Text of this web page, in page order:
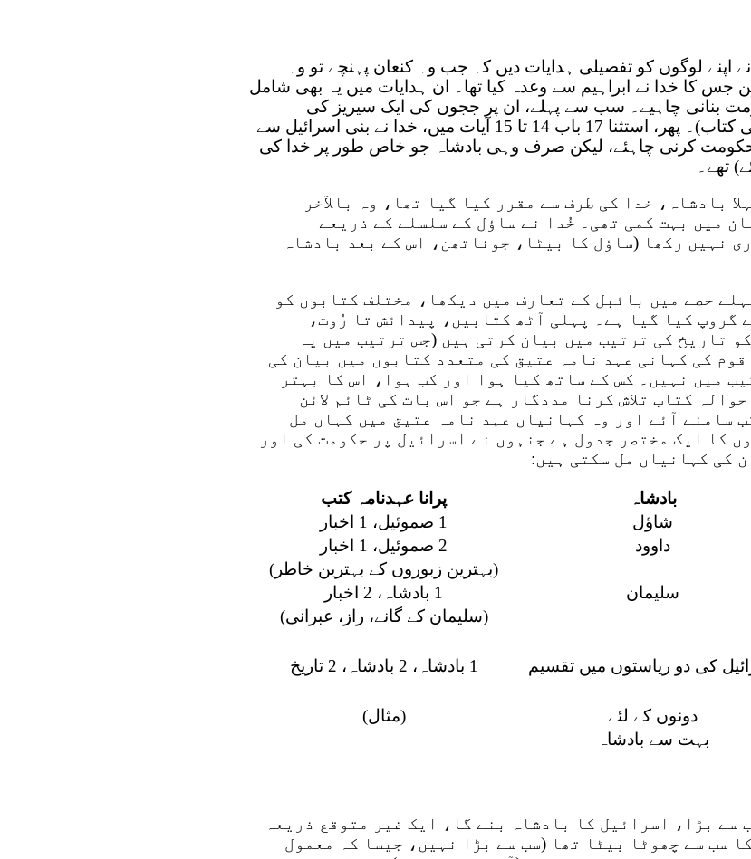
اپنے لوگوں کو تفصیلی ہدایات دیں کہ جب وہ کنعان پہنچے تو وہ
جس کا خدا نے ابراہیم سے وعدہ کیا تھا۔ ان ہدایات میں یہ بھی شامل
بنانی چاہیے۔ سب سے پہلے، ان پر ججوں کی ایک سیریز کی
حکمرانی ہوگی (لہذا، ججوں کی کتاب)۔ پھر، استثنا 17 باب 14 تا 15 آیات میں، خدا نے بنی اسرائیل سے
حکومت کرنی چاہئے، لیکن صرف وہی بادشاہ جو خاص طور پر خدا کی
تھے۔
بادشاہ، خدا کی طرف سے مقرر کیا گیا تھا، وہ بالآخر
میں بہت کمی تھی۔ خُدا نے ساؤل کے سلسلے کے ذریعے
نہیں رکھا (ساؤل کا بیٹا، جوناتھن، اس کے بعد بادشاہ
حصے میں بائبل کے تعارف میں دیکھا، مختلف کتابوں کو
گروپ کیا گیا ہے۔ پہلی آٹھ کتابیں، پیدائش تا رُوت،
تاریخ کی ترتیب میں بیان کرتی ہیں (جس ترتیب میں یہ
کی کہانی عہد نامہ عتیق کی متعدد کتابوں میں بیان کی
میں نہیں۔ کس کے ساتھ کیا ہوا اور کب ہوا، اس کا بہتر
کتاب تلاش کرنا مددگار ہے جو اس بات کی ٹائم لائن
سامنے آئے اور وہ کہانیاں عہد نامہ عتیق میں کہاں مل
کا ایک مختصر جدول ہے جنہوں نے اسرائیل پر حکومت کی اور
کی کہانیاں مل سکتی ہیں:
بادشاہ
پرانا عہدنامہ کتب
شاؤل
1 صموئیل، 1 اخبار
داوود
2 صموئیل، 1 اخبار
(بہترین زبوروں کے بہترین خاطر)
سلیمان
1 بادشاہ، 2 اخبار
(سلیمان کے گانے، راز، عبرانی)
کی دو ریاستوں میں تقسیم 1 بادشاہ، 2 بادشاہ، 2 تاریخ
دونوں کے لئے
(مثال)
بہت سے بادشاہ
سے بڑا، اسرائیل کا بادشاہ بنے گا، ایک غیر متوقع ذریعہ
سب سے چھوٹا بیٹا تھا (سب سے بڑا نہیں، جیسا کہ معمول